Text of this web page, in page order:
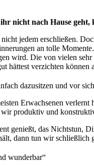
nicht nach Hause
jedem erschließen.
an tolle
wird. Die von vielen
hättest verzichten
dazusitzen und vor
Erwachsenen
produktiv und
genießt, das Nichtstun,
dann tun wir schließlich
wunderbar“